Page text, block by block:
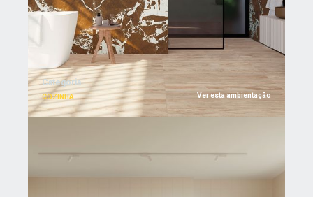
Categoria
COZINHA Ver esta ambientação